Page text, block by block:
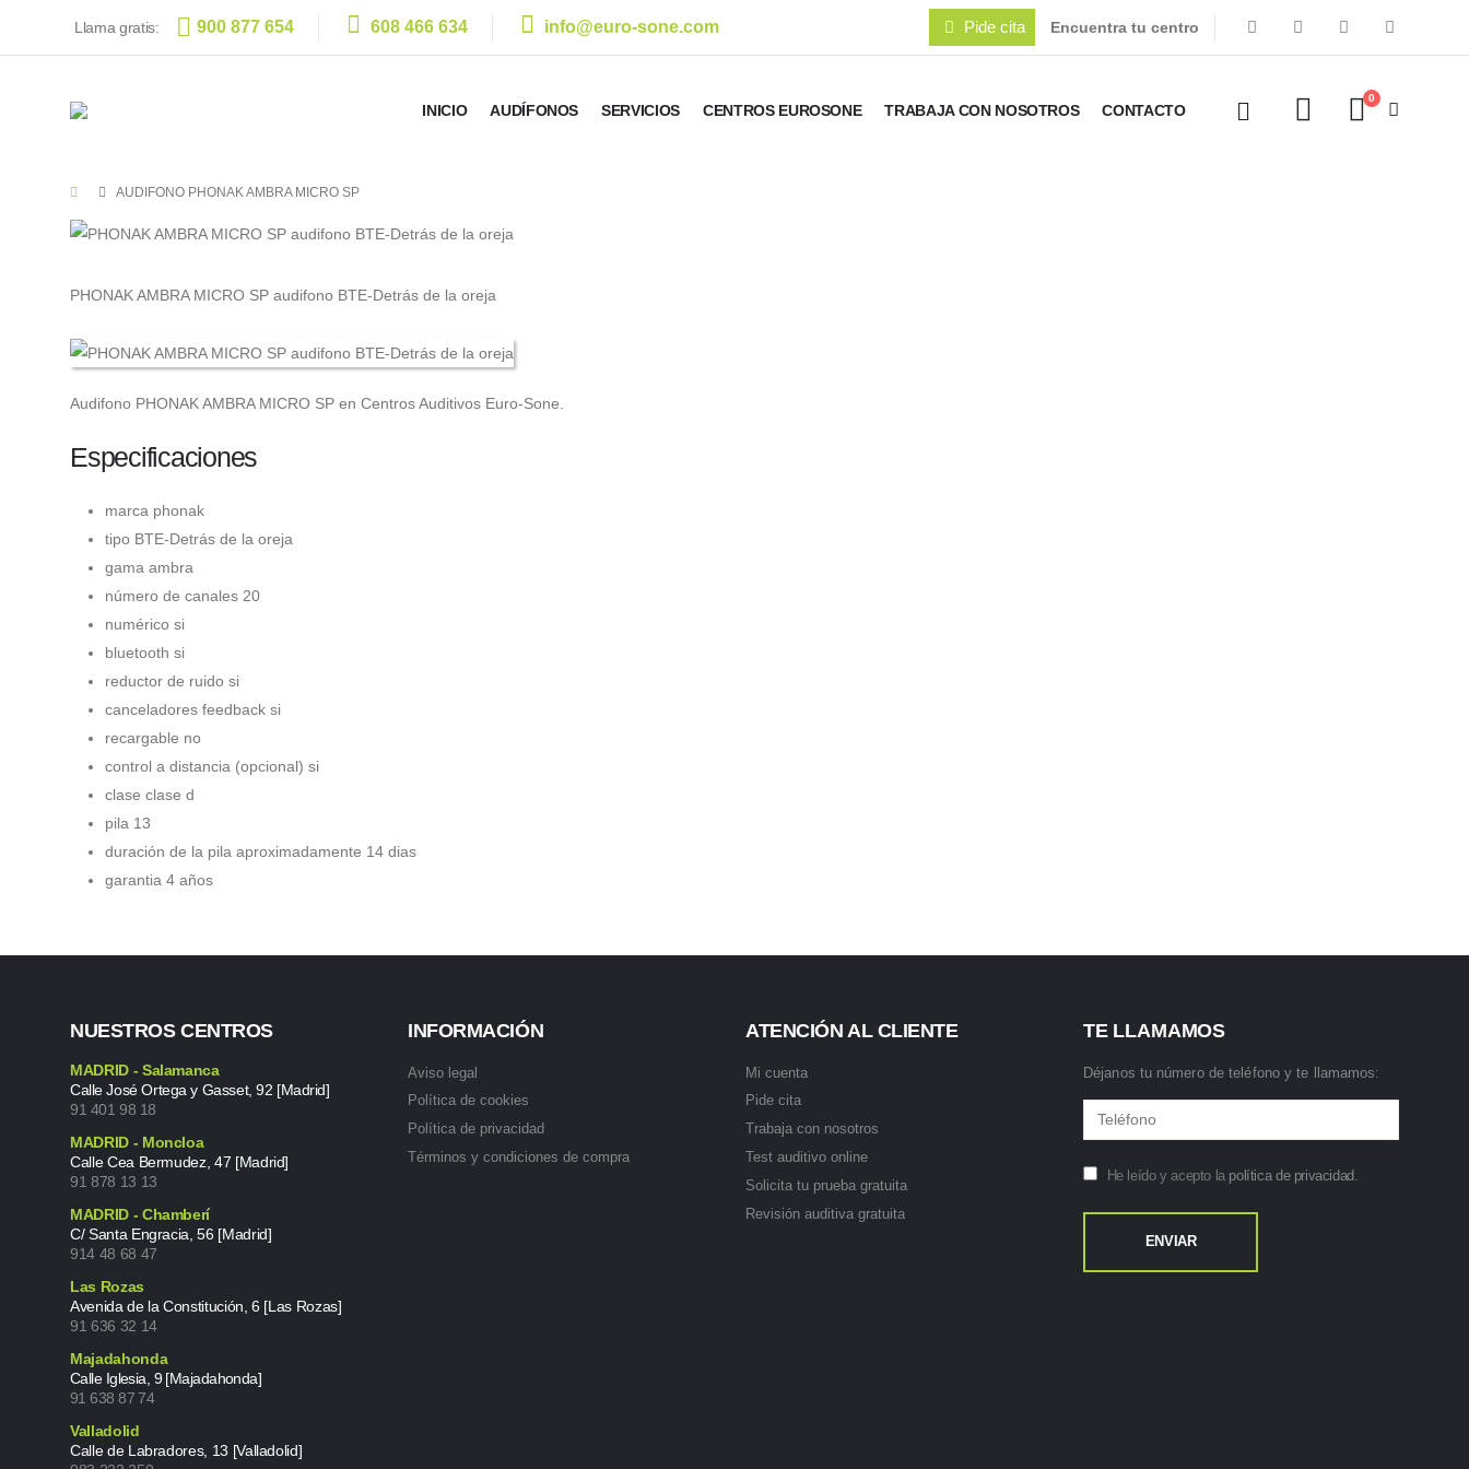
Llama gratis: 900 877 654 608 466 634 info@euro-sone.com Pide cita Encuentra tu centro
INICIO AUDÍFONOS SERVICIOS CENTROS EUROSONE TRABAJA CON NOSOTROS CONTACTO
0
AUDIFONO PHONAK AMBRA MICRO SP
PHONAK AMBRA MICRO SP audifono BTE-Detrás de la oreja
Audifono PHONAK AMBRA MICRO SP en Centros Auditivos Euro-Sone.
Especificaciones
marca phonak
tipo BTE-Detrás de la oreja
gama ambra
número de canales 20
numérico si
bluetooth si
reductor de ruido si
canceladores feedback si
recargable no
control a distancia (opcional) si
clase clase d
pila 13
duración de la pila aproximadamente 14 dias
garantia 4 años
NUESTROS CENTROS
MADRID - Salamanca
Calle José Ortega y Gasset, 92 [Madrid]
91 401 98 18
MADRID - Moncloa
Calle Cea Bermudez, 47 [Madrid]
91 878 13 13
MADRID - Chamberí
C/ Santa Engracia, 56 [Madrid]
914 48 68 47
Las Rozas
Avenida de la Constitución, 6 [Las Rozas]
91 636 32 14
Majadahonda
Calle Iglesia, 9 [Majadahonda]
91 638 87 74
Valladolid
Calle de Labradores, 13 [Valladolid]
INFORMACIÓN
Aviso legal
Política de cookies
Política de privacidad
Términos y condiciones de compra
ATENCIÓN AL CLIENTE
Mi cuenta
Pide cita
Trabaja con nosotros
Test auditivo online
Solicita tu prueba gratuita
Revisión auditiva gratuita
TE LLAMAMOS
Déjanos tu número de teléfono y te llamamos:
He leído y acepto la política de privacidad.